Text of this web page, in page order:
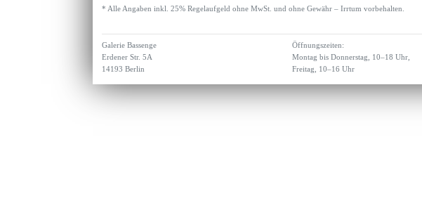
* Alle Angaben inkl. 25% Regelaufgeld ohne MwSt. und ohne Gewähr – Irrtum vorbehalten.
Galerie Bassenge
Erdener Str. 5A
14193 Berlin
Öffnungszeiten:
Montag bis Donnerstag, 10–18 Uhr,
Freitag, 10–16 Uhr